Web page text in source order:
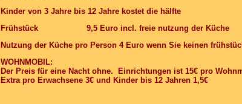
Kinder von 3 Jahre bis 12 Jahre kostet die hälfte
Frühstück 9,5 Euro incl. freie nutzung der Küche
Nutzung der Küche pro Person 4 Euro wenn Sie keinen
WOHNMOBIL:
Der Preis für eine Nacht ohne.
Einrichtungen ist 15€ pro
Extra pro Erwachsene 3€ und Kinder bis 12 Jahren 1,5€